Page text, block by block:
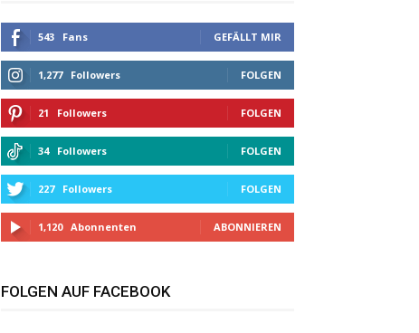
543 Fans GEFÄLLT MIR
1,277 Followers FOLGEN
21 Followers FOLGEN
34 Followers FOLGEN
227 Followers FOLGEN
1,120 Abonnenten ABONNIEREN
FOLGEN AUF FACEBOOK